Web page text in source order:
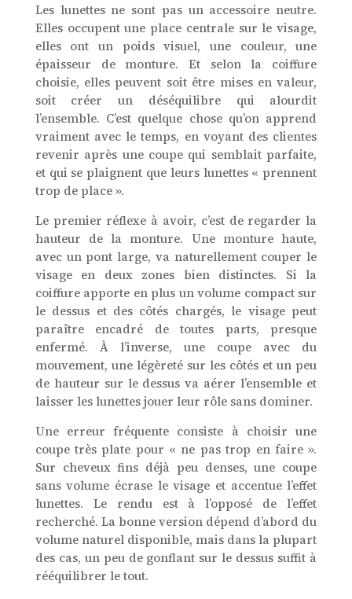
Les lunettes ne sont pas un accessoire neutre.
Elles occupent une place centrale sur le visage,
elles ont un poids visuel, une couleur, une
épaisseur de monture. Et selon la coiffure
choisie, elles peuvent soit être mises en valeur,
soit créer un déséquilibre qui alourdit
l’ensemble. C’est quelque chose qu’on apprend
vraiment avec le temps, en voyant des clientes
revenir après une coupe qui semblait parfaite,
et qui se plaignent que leurs lunettes « prennent
trop de place ».
Le premier réflexe à avoir, c’est de regarder la
hauteur de la monture. Une monture haute,
avec un pont large, va naturellement couper le
visage en deux zones bien distinctes. Si la
coiffure apporte en plus un volume compact sur
le dessus et des côtés chargés, le visage peut
paraître encadré de toutes parts, presque
enfermé. À l’inverse, une coupe avec du
mouvement, une légèreté sur les côtés et un peu
de hauteur sur le dessus va aérer l’ensemble et
laisser les lunettes jouer leur rôle sans dominer.
Une erreur fréquente consiste à choisir une
coupe très plate pour « ne pas trop en faire ».
Sur cheveux fins déjà peu denses, une coupe
sans volume écrase le visage et accentue l’effet
lunettes. Le rendu est à l’opposé de l’effet
recherché. La bonne version dépend d’abord du
volume naturel disponible, mais dans la plupart
des cas, un peu de gonflant sur le dessus suffit à
rééquilibrer le tout.